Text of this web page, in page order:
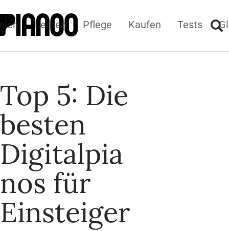
Lernen Pflege Kaufen Tests
Top 5: Die
besten
Digitalpia
nos für
Einsteiger